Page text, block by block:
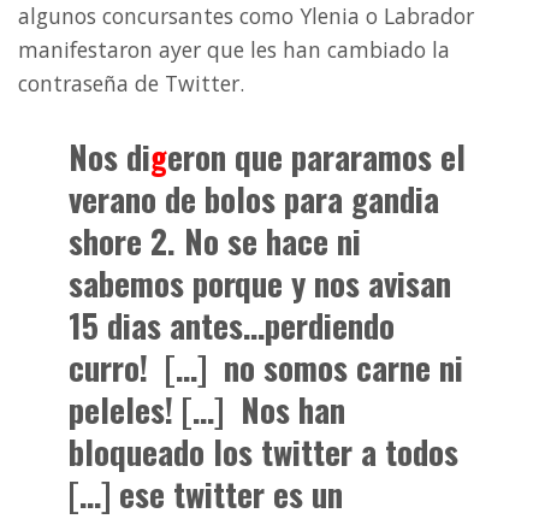
algunos concursantes como Ylenia o Labrador
manifestaron ayer que les han cambiado la
contraseña de Twitter.
Nos digeron que pararamos el
verano de bolos para gandia
shore 2. No se hace ni
sabemos porque y nos avisan
15 dias antes…perdiendo
curro! […] no somos carne ni
peleles! […] Nos han
bloqueado los twitter a todos
[…] ese twitter es un